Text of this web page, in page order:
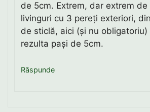
de 5cm. Extrem, dar extrem de
livinguri cu 3 pereți exteriori,
de sticlă, aici (și nu obligatoriu)
rezulta pași de 5cm.
Răspunde